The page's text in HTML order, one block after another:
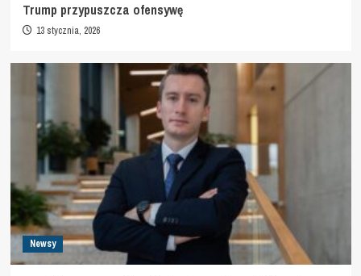
Trump przypuszcza ofensywę
13 stycznia, 2026
Newsy